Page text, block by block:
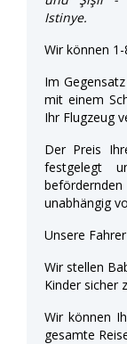
Istinye.
Wir können
Im
mit einem
Ihr Flugzeug
Der Preis
festgelegt
unabhängig
Unsere
Wir stellen
Kinder sicher
Wir können
gesamte